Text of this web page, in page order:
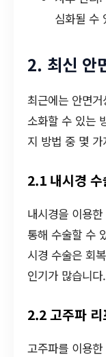
심화될 수
2. 최신 안
최근에는 안면
소화할 수 있는
지 방법 중 몇
2.1 내시경 수
내시경을 이용
통해 수술할 수
시경 수술은 회
인기가 많습니다.
2.2 고주파 리
고주파를 이용